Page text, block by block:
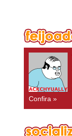
Confira »